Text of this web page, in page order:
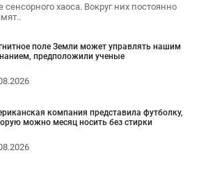
хаоса. Вокруг них постоянно
поле Земли может управлять нашим
предположили ученые
компания представила футболку,
можно месяц носить без стирки